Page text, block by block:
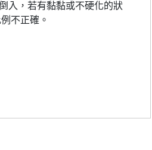
入，若有黏黏或不硬化的狀
不正確。